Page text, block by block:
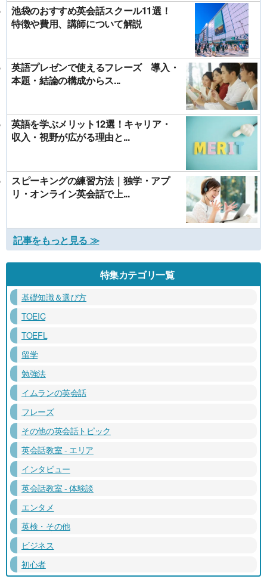
池袋のおすすめ英会話スクール11選！
特徴や費用、講師について解説
英語プレゼンで使えるフレーズ 導入・
本題・結論の構成からス...
英語を学ぶメリット12選！キャリア・
収入・視野が広がる理由と...
スピーキングの練習方法｜独学・アプ
リ・オンライン英会話で上...
記事をもっと見る ≫
特集カテゴリ一覧
基礎知識＆選び方
TOEIC
TOEFL
留学
勉強法
イムランの英会話
フレーズ
その他の英会話トピック
英会話教室 - エリア
インタビュー
英会話教室 - 体験談
エンタメ
英検・その他
ビジネス
初心者